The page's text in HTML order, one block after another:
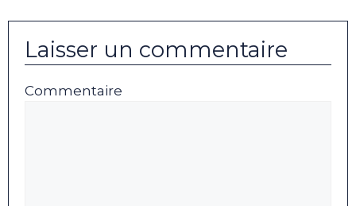
Laisser un commentaire
Commentaire